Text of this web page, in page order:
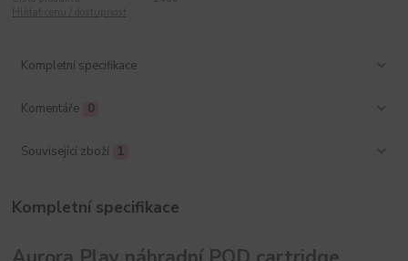
Kompletní specifikace
Komentáře 0
Související zboží 1
Kompletní specifikace